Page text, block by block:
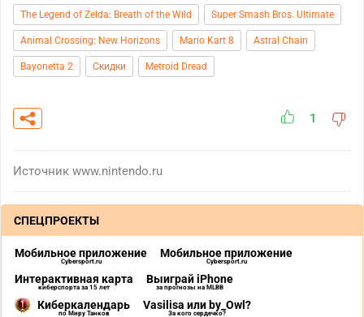
The Legend of Zelda: Breath of the Wild Super Smash Bros. Ultimate
Animal Crossing: New Horizons Mario Kart 8 Astral Chain
Bayonetta 2 Скидки Metroid Dread
1
Источник www.nintendo.ru
СПЕЦПРОЕКТЫ
Мобильное приложение
Cybersport.ru
Мобильное приложение
Cybersport.ru
Интерактивная карта
киберспорта за 15 лет
Выиграй iPhone
за прогнозы на MLBB
Киберкалендарь
по Миру Танков
Vasilisa или by_Owl?
За кого сердечко?